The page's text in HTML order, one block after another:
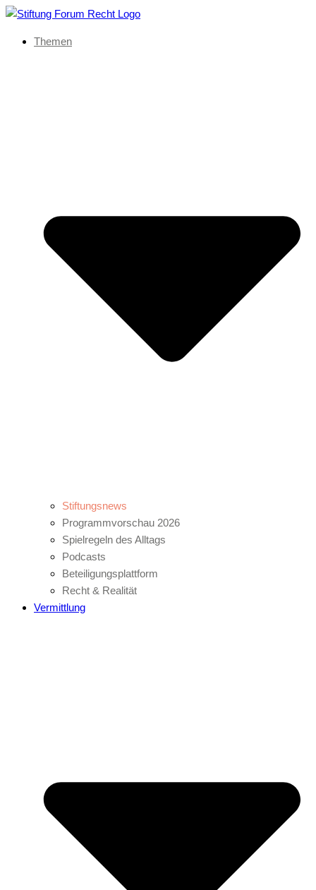
Themen
Stiftungsnews
Programmvorschau 2026
Spielregeln des Alltags
Podcasts
Beteiligungsplattform
Recht & Realität
Vermittlung